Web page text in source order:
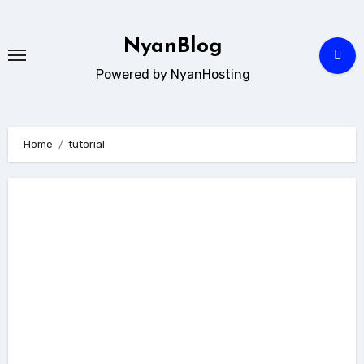
content
NyanBlog
Powered by NyanHosting
Home tutorial